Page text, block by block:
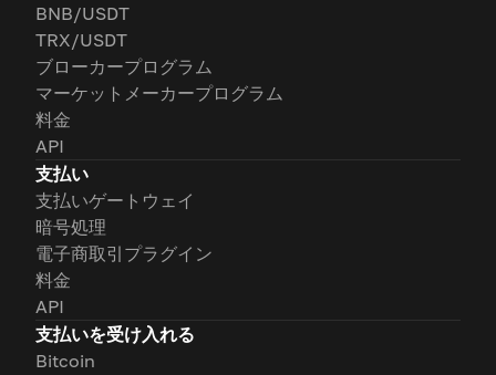
BNB/USDT
TRX/USDT
ブローカープログラム
マーケットメーカープログラム
料金
API
支払い
支払いゲートウェイ
暗号処理
電子商取引プラグイン
料金
API
支払いを受け入れる
Bitcoin